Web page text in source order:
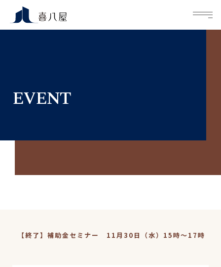
EVENT
【終了】補助金セミナー 11月30日（水）15時～17時